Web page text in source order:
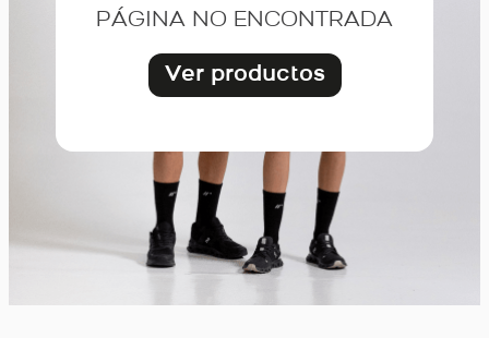
PÁGINA NO ENCONTRADA
Ver productos